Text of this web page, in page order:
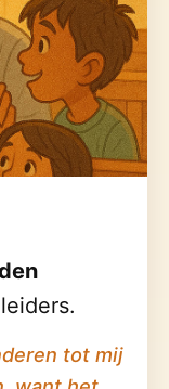
tot mij